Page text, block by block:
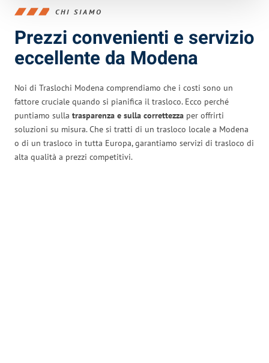
CHI SIAMO
Prezzi convenienti e servizio
eccellente da Modena
Noi di Traslochi Modena comprendiamo che i costi sono un
fattore cruciale quando si pianifica il trasloco. Ecco perché
puntiamo sulla trasparenza e sulla correttezza per offrirti
soluzioni su misura. Che si tratti di un trasloco locale a Modena
o di un trasloco in tutta Europa, garantiamo servizi di trasloco di
alta qualità a prezzi competitivi.